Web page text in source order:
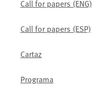
Call for papers (ENG)
Call for papers (ESP)
Cartaz
Programa